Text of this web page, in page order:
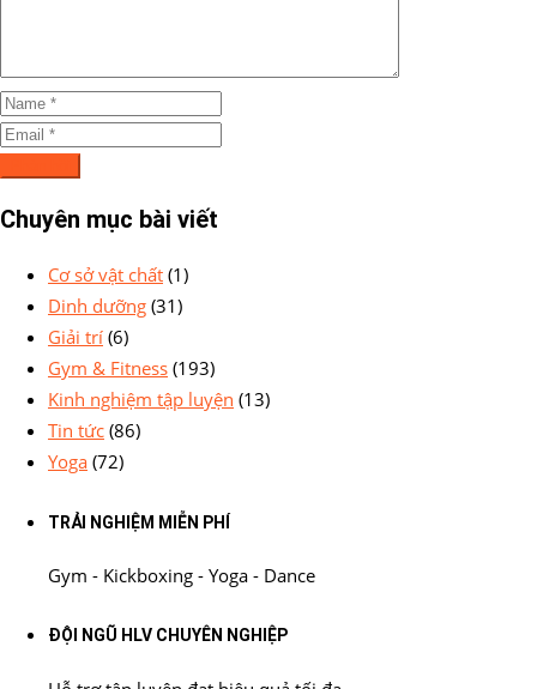
Chuyên mục bài viết
Cơ sở vật chất (1)
Dinh dưỡng (31)
Giải trí (6)
Gym & Fitness (193)
Kinh nghiệm tập luyện (13)
Tin tức (86)
Yoga (72)
TRẢI NGHIỆM MIỄN PHÍ
Gym - Kickboxing - Yoga - Dance
ĐỘI NGŨ HLV CHUYÊN NGHIỆP